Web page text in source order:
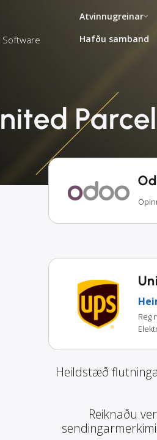
Atvinnugreinar
Hafðu samband
Reg
Heildstæð
Reiknaðu